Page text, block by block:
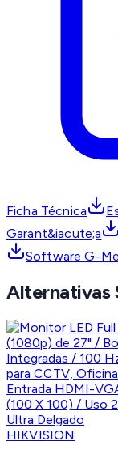
Ficha Técnica
Garant&iacute;a
Software G-
Alternativas
HIKVISION